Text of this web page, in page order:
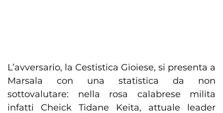
L’avversario, la Cestistica Gioiese, si presenta a
Marsala con una statistica da non
sottovalutare: nella rosa calabrese milita
infatti Cheick Tidane Keita, attuale leader